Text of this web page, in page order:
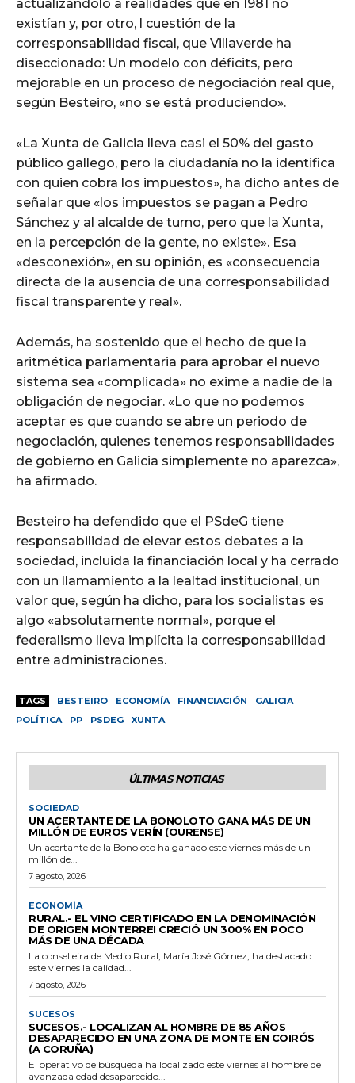
actualizándolo a realidades que en 1981 no
existían y, por otro, l cuestión de la
corresponsabilidad fiscal, que Villaverde ha
diseccionado: Un modelo con déficits, pero
mejorable en un proceso de negociación real que,
según Besteiro, «no se está produciendo».
«La Xunta de Galicia lleva casi el 50% del gasto
público gallego, pero la ciudadanía no la identifica
con quien cobra los impuestos», ha dicho antes de
señalar que «los impuestos se pagan a Pedro
Sánchez y al alcalde de turno, pero que la Xunta,
en la percepción de la gente, no existe». Esa
«desconexión», en su opinión, es «consecuencia
directa de la ausencia de una corresponsabilidad
fiscal transparente y real».
Además, ha sostenido que el hecho de que la
aritmética parlamentaria para aprobar el nuevo
sistema sea «complicada» no exime a nadie de la
obligación de negociar. «Lo que no podemos
aceptar es que cuando se abre un periodo de
negociación, quienes tenemos responsabilidades
de gobierno en Galicia simplemente no aparezca»,
ha afirmado.
Besteiro ha defendido que el PSdeG tiene
responsabilidad de elevar estos debates a la
sociedad, incluida la financiación local y ha cerrado
con un llamamiento a la lealtad institucional, un
valor que, según ha dicho, para los socialistas es
algo «absolutamente normal», porque el
federalismo lleva implícita la corresponsabilidad
entre administraciones.
TAGS BESTEIRO ECONOMÍA FINANCIACIÓN
GALICIA
POLÍTICA
PP PSDEG XUNTA
ÚLTIMAS NOTICIAS
SOCIEDAD
UN ACERTANTE DE LA BONOLOTO GANA MÁS DE UN
MILLÓN DE EUROS VERÍN (OURENSE)
Un acertante de la Bonoloto ha ganado este viernes más de un
millón de...
7 agosto, 2026
ECONOMÍA
RURAL.- EL VINO CERTIFICADO EN LA DENOMINACIÓN
DE ORIGEN MONTERREI CRECIÓ UN 300% EN POCO
MÁS DE UNA DÉCADA
La conselleira de Medio Rural, María José Gómez, ha destacado
este viernes la calidad...
7 agosto, 2026
SUCESOS
SUCESOS.- LOCALIZAN AL HOMBRE DE 85 AÑOS
DESAPARECIDO EN UNA ZONA DE MONTE EN COIRÓS
(A CORUÑA)
El operativo de búsqueda ha localizado este viernes al hombre de
avanzada edad desaparecido...